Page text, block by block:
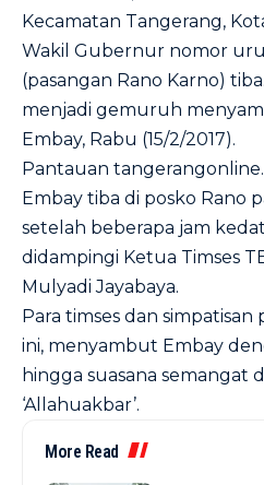
Kecamatan Tangerang,
Wakil Gubernur nomor
(pasangan Rano Karno)
menjadi gemuruh
Embay, Rabu (15/2/2017).
Pantauan
Embay tiba di posko Rano
setelah beberapa jam
didampingi Ketua Timses
Mulyadi Jayabaya.
Para timses dan
ini, menyambut Embay
hingga suasana semangat
‘Allahuakbar’.
More Read